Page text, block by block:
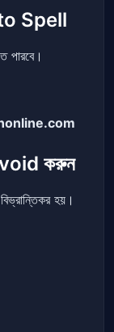
Spell
পারবে।
করুন
হয়।